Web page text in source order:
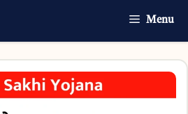
Menu